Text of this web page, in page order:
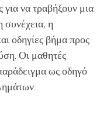
να τραβήξουν μια
η
οδηγίες βήμα προς
Οι μαθητές
ως οδηγό